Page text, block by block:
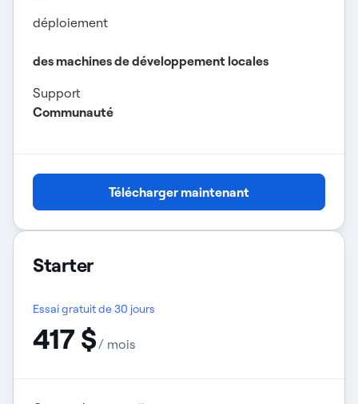
déploiement
des machines de développement locales
Support
Communauté
Télécharger maintenant
Starter
Essai gratuit de 30 jours
417 $/ mois